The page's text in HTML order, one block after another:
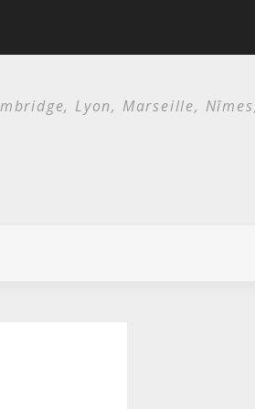
Nick Cave and the Bad
Lyon, Marseille,